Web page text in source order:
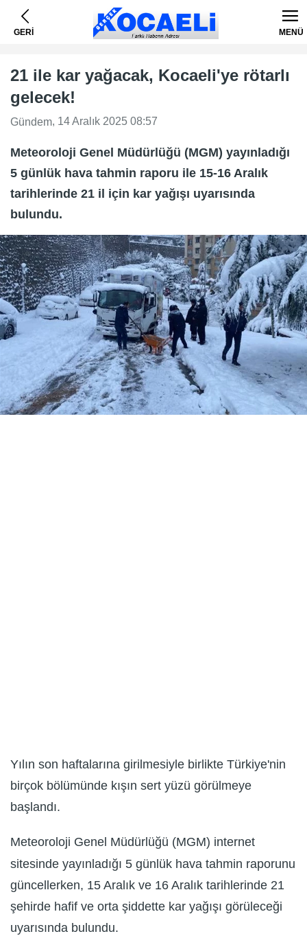
GERİ MENÜ
21 ile kar yağacak, Kocaeli'ye rötarlı
gelecek!
Gündem, 14 Aralık 2025 08:57
Meteoroloji Genel Müdürlüğü (MGM) yayınladığı
5 günlük hava tahmin raporu ile 15-16 Aralık
tarihlerinde 21 il için kar yağışı uyarısında
bulundu.
Yılın son haftalarına girilmesiyle birlikte Türkiye'nin
birçok bölümünde kışın sert yüzü görülmeye
başlandı.
Meteoroloji Genel Müdürlüğü (MGM) internet
sitesinde yayınladığı 5 günlük hava tahmin raporunu
güncellerken, 15 Aralık ve 16 Aralık tarihlerinde 21
şehirde hafif ve orta şiddette kar yağışı görüleceği
uyarısında bulundu.